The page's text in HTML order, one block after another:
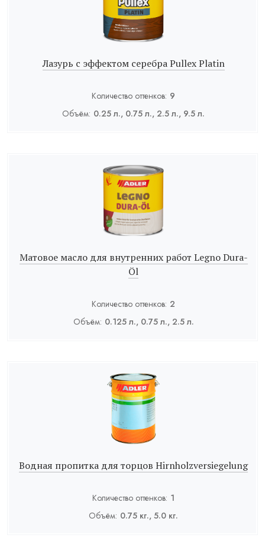
Лазурь с эффектом серебра Pullex Platin
Количество оттенков: 9
Объём: 0.25 л., 0.75 л., 2.5 л., 9.5 л.
Матовое масло для внутренних работ Legno Dura-
Öl
Количество оттенков: 2
Объём: 0.125 л., 0.75 л., 2.5 л.
Водная пропитка для торцов Hirnholzversiegelung
Количество оттенков: 1
Объём: 0.75 кг., 5.0 кг.